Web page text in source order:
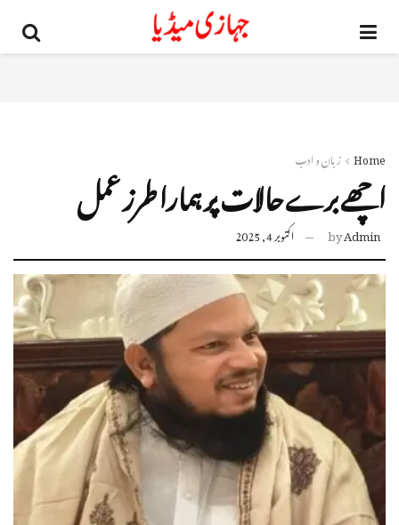
Home زبان و ادب
اچھے برے حالات پر ہمارا طرز عمل
byAdmin اکتوبر 4, 2025